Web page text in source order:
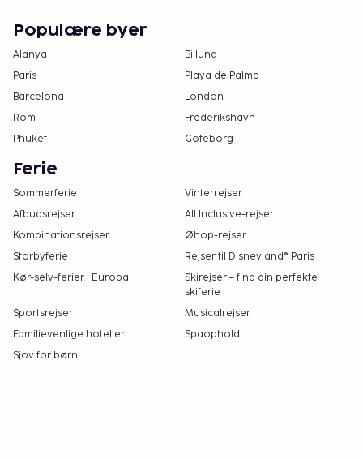
Populære byer
Alanya
Billund
Paris
Playa de Palma
Barcelona
London
Rom
Frederikshavn
Phuket
Göteborg
Ferie
Sommerferie
Vinterrejser
Afbudsrejser
All Inclusive-rejser
Kombinationsrejser
Øhop-rejser
Storbyferie
Rejser til Disneyland® Paris
Kør-selv-ferier i Europa
Skirejser – find din perfekte
skiferie
Sportsrejser
Musicalrejser
Familievenlige hoteller
Spaophold
Sjov for børn